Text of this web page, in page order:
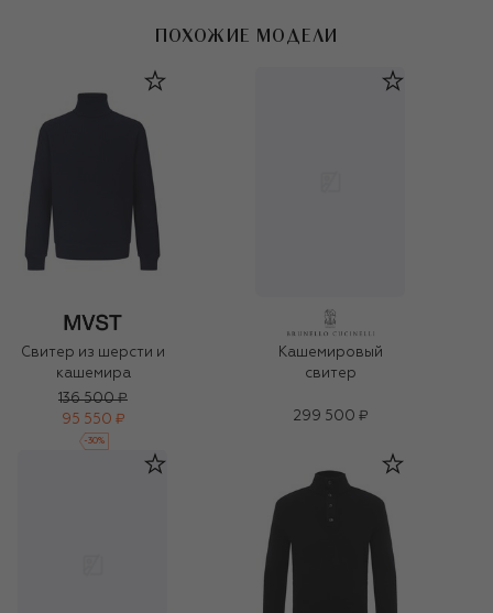
ПОХОЖИЕ МОДЕЛИ
Свитер из шерсти и
кашемира
136 500 ₽
95 550 ₽
-30%
Кашемировый
свитер
299 500 ₽